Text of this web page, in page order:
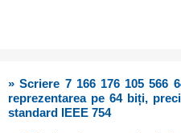
» Scriere 7 166 176 105 566
reprezentarea pe 64 biți,
standard IEEE 754